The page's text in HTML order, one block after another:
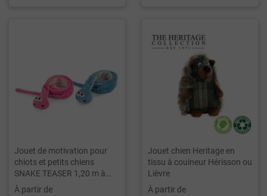
Jouet de motivation pour
chiots et petits chiens
SNAKE TEASER 1,20 m à
couineur
À partir de
Jouet chien Heritage en
tissu à couineur Hérisson ou
Lièvre
À partir de